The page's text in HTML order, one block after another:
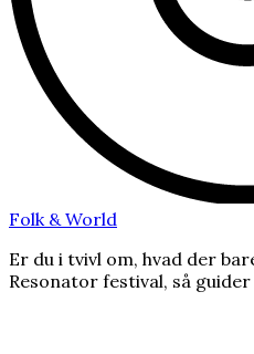
Folk & World
Er du i tvivl om, hvad der
Resonator festival, så